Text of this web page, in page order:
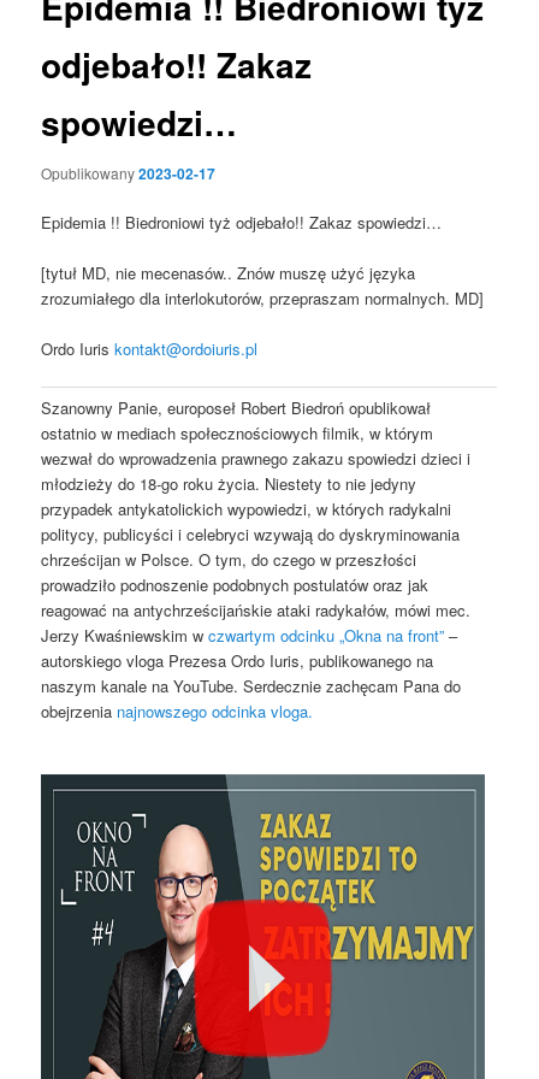
odjebało!! Zakaz
spowiedzi…
Opublikowany2023-02-17
Epidemia !! Biedroniowi tyż odjebało!! Zakaz spowiedzi…
[tytuł MD, nie mecenasów.. Znów muszę użyć języka
zrozumiałego dla interlokutorów, przepraszam normalnych. MD]
Ordo Iuriskontakt@ordoiuris.pl
Szanowny Panie, europoseł Robert Biedroń opublikował
ostatnio w mediach społecznościowych filmik, w którym
wezwał do wprowadzenia prawnego zakazu spowiedzi dzieci i
młodzieży do 18-go roku życia. Niestety to nie jedyny
przypadek antykatolickich wypowiedzi, w których radykalni
politycy, publicyści i celebryci wzywają do dyskryminowania
chrześcijan w Polsce. O tym, do czego w przeszłości
prowadziło podnoszenie podobnych postulatów oraz jak
reagować na antychrześcijańskie ataki radykałów, mówi mec.
Jerzy Kwaśniewskim wczwartym odcinku „Okna na front” –
autorskiego vloga Prezesa Ordo Iuris, publikowanego na
naszym kanale na YouTube. Serdecznie zachęcam Pana do
obejrzenia najnowszego odcinka vloga.